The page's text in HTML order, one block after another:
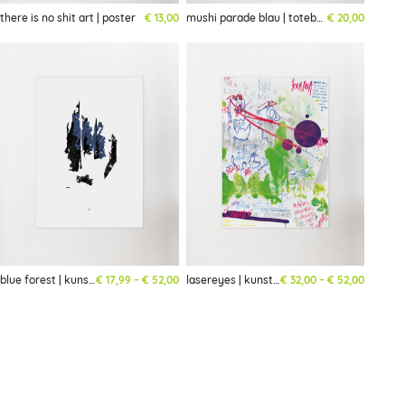
there is no shit art | poster € 13,00 mushi parade blau | totebag | limited € 20,00
blue forest | kunstdruck€ 17,99 – € 52,00Preisspanne: € 17,99 bis € 52,00
lasereyes | kunstdruck€ 32,00 –€ 52,00